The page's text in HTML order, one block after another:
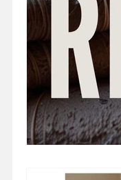
퇴근후알바